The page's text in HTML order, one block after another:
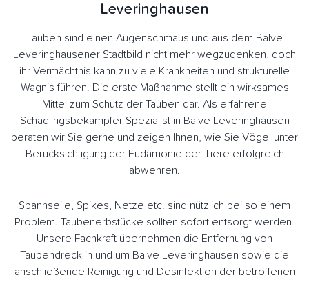
Leveringhausen
Tauben sind einen Augenschmaus und aus dem Balve
Leveringhausener Stadtbild nicht mehr wegzudenken, doch
ihr Vermächtnis kann zu viele Krankheiten und strukturelle
Wagnis führen. Die erste Maßnahme stellt ein wirksames
Mittel zum Schutz der Tauben dar. Als erfahrene
Schädlingsbekämpfer Spezialist in Balve Leveringhausen
beraten wir Sie gerne und zeigen Ihnen, wie Sie Vögel unter
Berücksichtigung der Eudämonie der Tiere erfolgreich
abwehren.
Spannseile, Spikes, Netze etc. sind nützlich bei so einem
Problem. Taubenerbstücke sollten sofort entsorgt werden.
Unsere Fachkraft übernehmen die Entfernung von
Taubendreck in und um Balve Leveringhausen sowie die
anschließende Reinigung und Desinfektion der betroffenen